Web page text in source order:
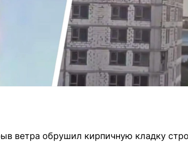
ветра обрушил кирпичную кладку